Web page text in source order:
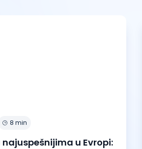
8 min
u Evropi: